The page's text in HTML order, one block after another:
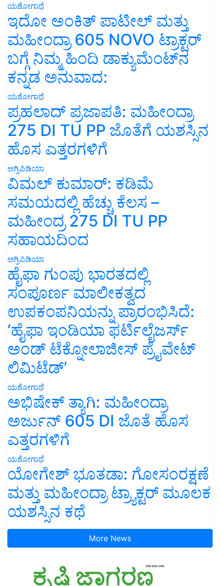
ಯಶೋಗಾಥೆ
ಇದೋ ಅಂಕಿತ್ ಪಾಟೀಲ್ ಮತ್ತು
ಮಹೀಂದ್ರಾ 605 NOVO ಟ್ರಾಕ್ಟರ್
ಬಗ್ಗೆ ನಿಮ್ಮ ಹಿಂದಿ ಡಾಕ್ಯುಮೆಂಟ್‌ನ
ಕನ್ನಡ ಅನುವಾದ:
ಯಶೋಗಾಥೆ
ಪ್ರಹಲಾದ್ ಪ್ರಜಾಪತಿ: ಮಹೀಂದ್ರಾ
275 DI TU PP ಜೊತೆಗೆ ಯಶಸ್ಸಿನ
ಹೊಸ ಎತ್ತರಗಳಿಗೆ
ಅಗ್ರಿಪಿಡಿಯಾ
ವಿಮಲ್ ಕುಮಾರ್: ಕಡಿಮೆ
ಸಮಯದಲ್ಲಿ ಹೆಚ್ಚು ಕೆಲಸ –
ಮಹೀಂದ್ರ 275 DI TU PP
ಸಹಾಯದಿಂದ
ಅಗ್ರಿಪಿಡಿಯಾ
ಹೈಫಾ ಗುಂಪು ಭಾರತದಲ್ಲಿ
ಸಂಪೂರ್ಣ ಮಾಲೀಕತ್ವದ
ಉಪಕಂಪನಿಯನ್ನು ಪ್ರಾರಂಭಿಸಿದೆ:
‘ಹೈಫಾ ಇಂಡಿಯಾ ಫರ್ಟಿಲೈಜರ್ಸ್
ಅಂಡ್ ಟೆಕ್ನೋಲಾಜೀಸ್ ಪ್ರೈವೇಟ್
ಲಿಮಿಟೆಡ್’
ಯಶೋಗಾಥೆ
ಅಭಿಷೇಕ್ ತ್ಯಾಗಿ: ಮಹೀಂದ್ರಾ
ಅರ್ಜುನ್ 605 DI ಜೊತೆ ಹೊಸ
ಎತ್ತರಗಳಿಗೆ
ಯಶೋಗಾಥೆ
ಯೋಗೇಶ್ ಭೂತಡಾ: ಗೋಸಂರಕ್ಷಣೆ
ಮತ್ತು ಮಹೀಂದ್ರಾ ಟ್ರ್ಯಾಕ್ಟರ್ ಮೂಲಕ
ಯಶಸ್ಸಿನ ಕಥೆ
More News